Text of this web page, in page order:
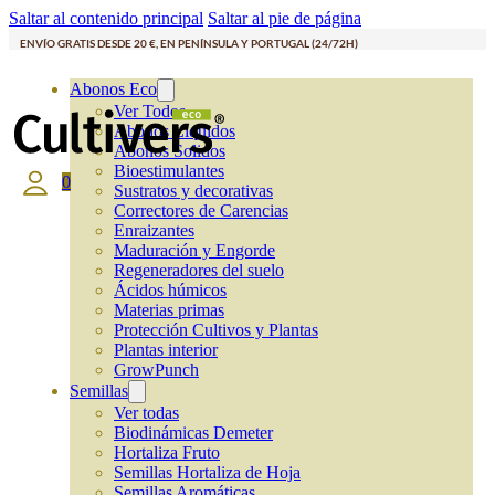
Saltar al contenido principal Saltar al pie de página
ENVÍO GRATIS DESDE 20 €, EN PENÍNSULA Y PORTUGAL (24/72H)
Abonos Eco
Ver Todos
Abonos Líquidos
Abonos Solidos
Bioestimulantes
Sustratos y decorativas
Correctores de Carencias
Enraizantes
Maduración y Engorde
Regeneradores del suelo
Ácidos húmicos
Materias primas
Protección Cultivos y Plantas
Plantas interior
GrowPunch
Semillas
Ver todas
Biodinámicas Demeter
Hortaliza Fruto
Semillas Hortaliza de Hoja
0